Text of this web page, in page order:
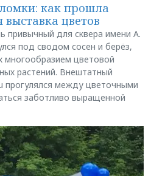
как прошла
цветов
привычный для сквера имени А.
под сводом сосен и берёз,
многообразием цветовой
растений. Внештатный
прогулялся между цветочными
заботливо выращенной